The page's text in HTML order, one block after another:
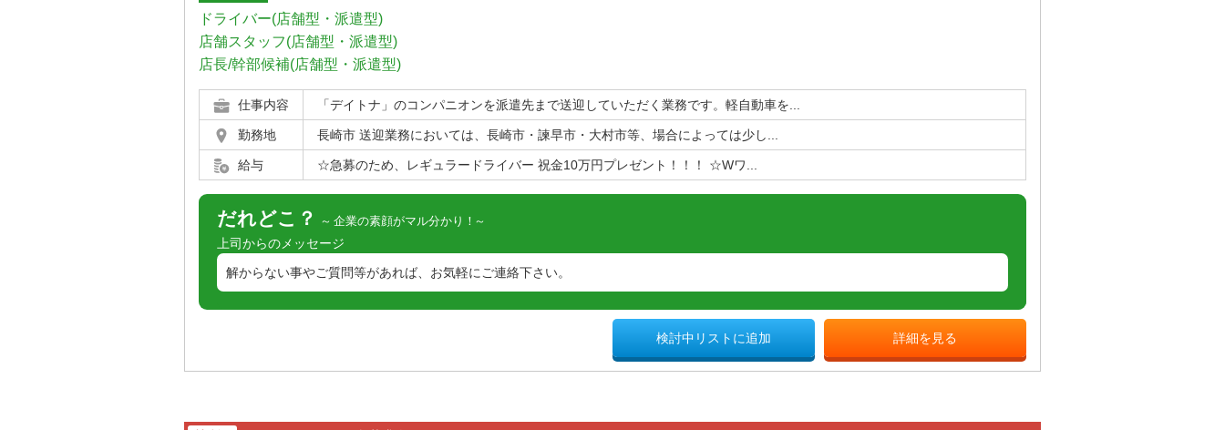
ドライバー(店舗型・派遣型)
店舗スタッフ(店舗型・派遣型)
店長/幹部候補(店舗型・派遣型)
仕事内容 「デイトナ」のコンパニオンを派遣先まで送迎していただく業務です。軽自動車を...
勤務地 長崎市 送迎業務においては、長崎市・諫早市・大村市等、場合によっては少し...
給与 ☆急募のため、レギュラードライバー 祝金10万円プレゼント！！！ ☆Wワ...
だれどこ？ 企業の素顔がマル分かり！
上司からのメッセージ
解からない事やご質問等があれば、お気軽にご連絡下さい。
検討中リストに追加 詳細を見る